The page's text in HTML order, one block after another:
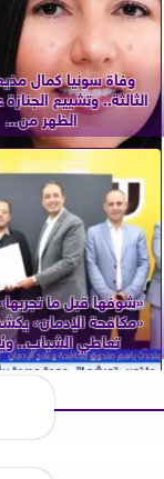
وفاة سونيا كمال
الثالثة.. وتشييع
الظهر من...
«شوفها قبل ما
«مكافحة الإدمان»
تعاطي الشباب..